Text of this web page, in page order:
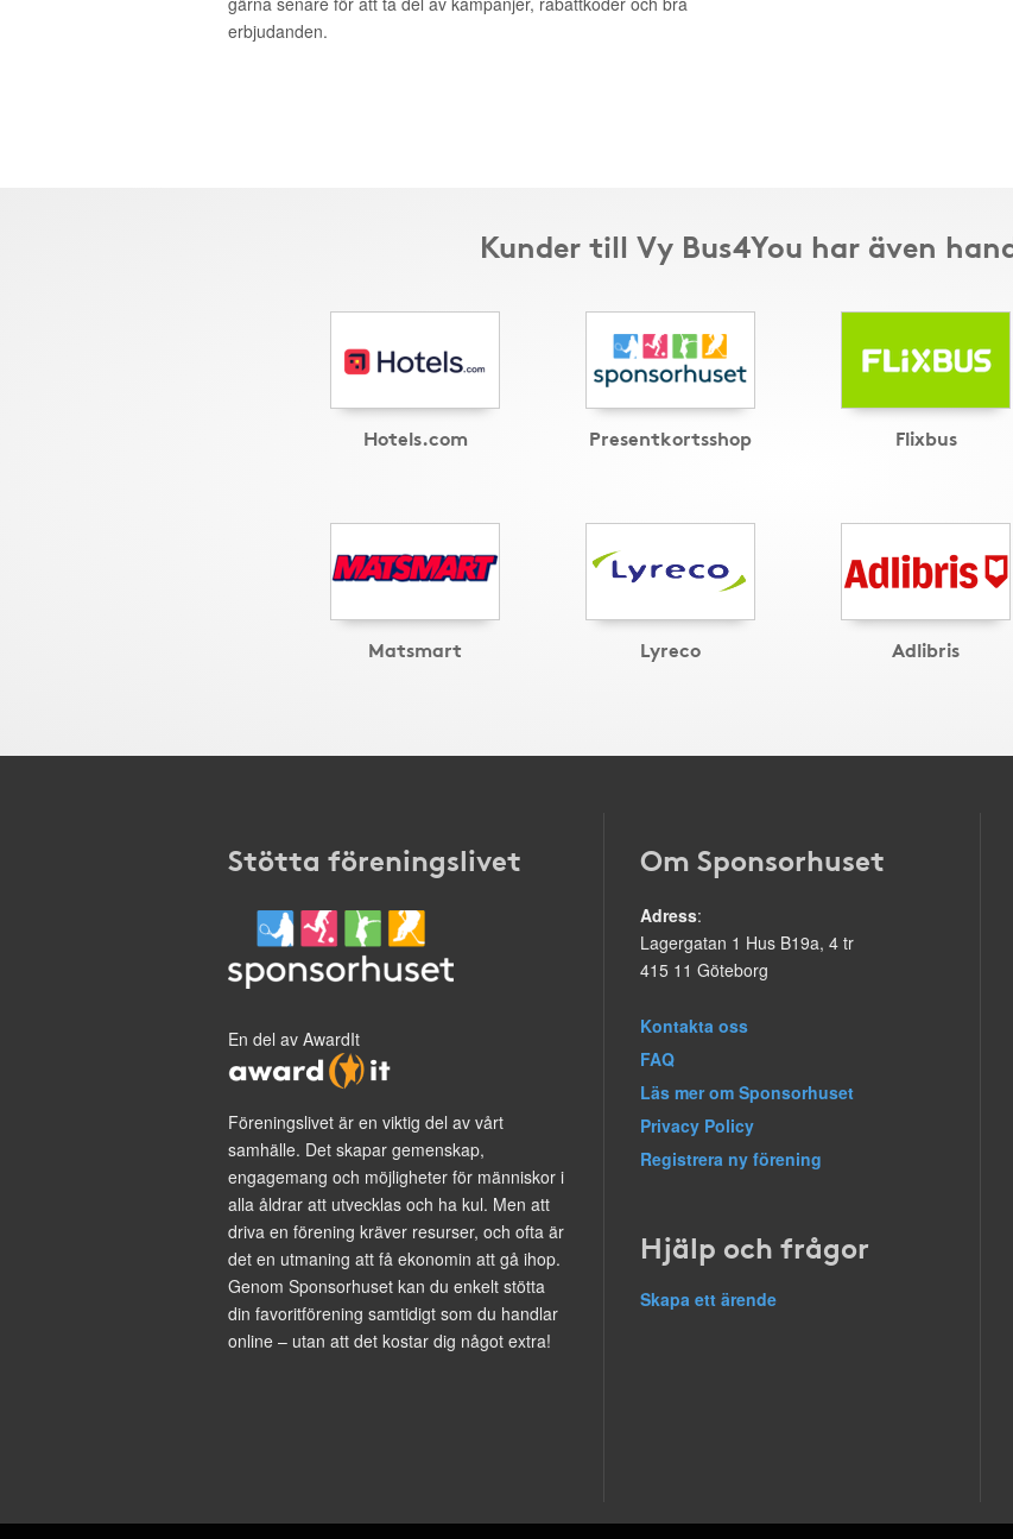
erbjudanden.
Kunder till Vy Bus4You har även
Hotels.com Presentkortsshop Flixbus
Matsmart Lyreco Adlibris
Stötta föreningslivet
En del av AwardIt
Föreningslivet är en viktig del av vårt
samhälle. Det skapar gemenskap,
engagemang och möjligheter för människor i
alla åldrar att utvecklas och ha kul. Men att
driva en förening kräver resurser, och ofta är
det en utmaning att få ekonomin att gå ihop.
Genom Sponsorhuset kan du enkelt stötta
din favoritförening samtidigt som du handlar
online – utan att det kostar dig något extra!
Om Sponsorhuset
Adress:
Lagergatan 1 Hus B19a, 4 tr
415 11 Göteborg
Kontakta oss
FAQ
Läs mer om Sponsorhuset
Privacy Policy
Registrera ny förening
Hjälp och frågor
Skapa ett ärende